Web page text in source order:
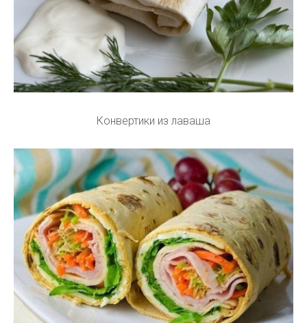
Конвертики из лаваша